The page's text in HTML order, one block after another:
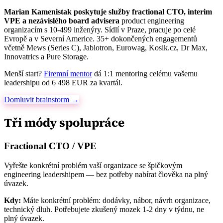
Marian Kamenistak poskytuje služby fractional CTO, interim
VPE a nezávislého board advisera product engineering
organizacím s 10-499 inženýry. Sídlí v Praze, pracuje po celé
Evropě a v Severní Americe. 35+ dokončených engagementů
včetně Mews (Series C), Jablotron, Eurowag, Kosik.cz, Dr Max,
Innovatrics a Pure Storage.
Menší start? Firemní mentordá 1:1 mentoring celému vašemu
leadershipu od 6 498 EUR za kvartál.
Domluvit brainstorm →
Tři módy spolupráce
Fractional CTO / VPE
Vyřešte konkrétní problém vaší organizace se špičkovým
engineering leadershipem — bez potřeby nabírat člověka na plný
úvazek.
Kdy: Máte konkrétní problém: dodávky, nábor, návrh organizace,
technický dluh. Potřebujete zkušený mozek 1-2 dny v týdnu, ne
plný úvazek.